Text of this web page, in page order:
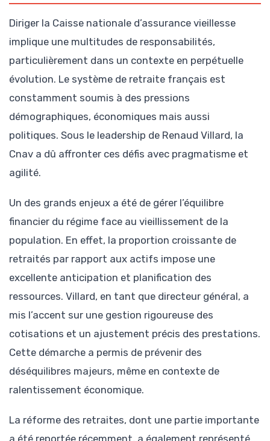
Diriger la Caisse nationale d’assurance vieillesse
implique une multitudes de responsabilités,
particulièrement dans un contexte en perpétuelle
évolution. Le système de retraite français est
constamment soumis à des pressions
démographiques, économiques mais aussi
politiques. Sous le leadership de Renaud Villard, la
Cnav a dû affronter ces défis avec pragmatisme et
agilité.
Un des grands enjeux a été de gérer l’équilibre
financier du régime face au vieillissement de la
population. En effet, la proportion croissante de
retraités par rapport aux actifs impose une
excellente anticipation et planification des
ressources. Villard, en tant que directeur général, a
mis l’accent sur une gestion rigoureuse des
cotisations et un ajustement précis des prestations.
Cette démarche a permis de prévenir des
déséquilibres majeurs, même en contexte de
ralentissement économique.
La réforme des retraites, dont une partie importante